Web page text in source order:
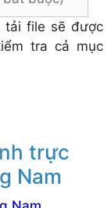
tải file sẽ được
tra cả mục
trực
Nam